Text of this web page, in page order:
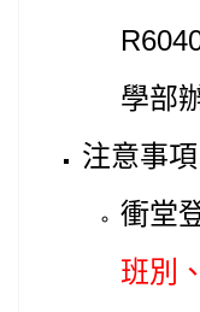
學部
注意事項
衝堂
班別